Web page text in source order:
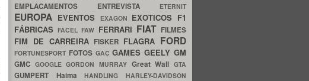
EMPLACAMENTOS ENTREVISTA ETERNIT
EUROPA EVENTOS EXAGON EXOTICOS F1
FÁBRICASFACELFAW FERRARI FIAT FILMES
FIM DE CARREIRA FISKER FLAGRA FORD
FORTUNESPORT FOTOS GACGAMESGEELYGM
GMC GOOGLEGORDON MURRAY Great WallGTA
GUMPERT HaimaHANDLINGHARLEY-DAVIDSON